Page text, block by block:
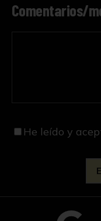
Comentarios/
He leído y